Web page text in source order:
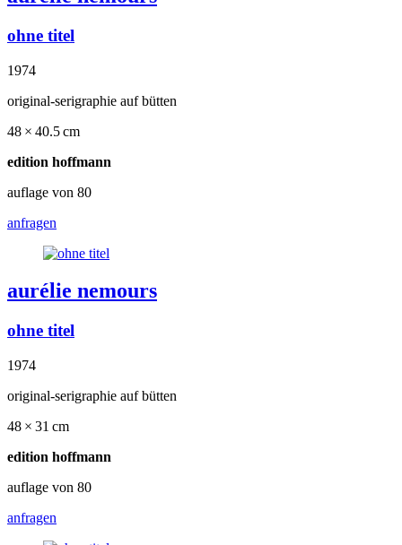
ohne titel
1974
original-serigraphie auf bütten
48 × 40.5 cm
edition hoffmann
auflage von 80
anfragen
aurélie nemours
ohne titel
1974
original-serigraphie auf bütten
48 × 31 cm
edition hoffmann
auflage von 80
anfragen